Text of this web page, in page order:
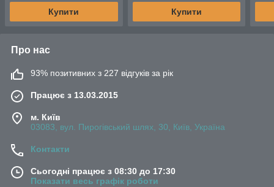
Купити Купити
Про нас
93% позитивних з 227 відгуків за рік
Працює з 13.03.2015
м. Київ
03083, вул. Пирогівський шлях, 30, Київ, Україна
Контакти
Сьогодні працює з 08:30 до 17:30
Показати весь графік роботи